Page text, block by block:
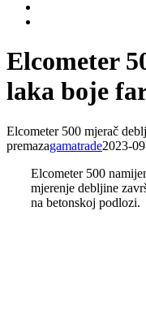
Elcometer
laka boje
Elcometer 500 mjerač
premazagamatrade2023-
Elcometer 500
mjerenje debljine
na betonskoj podlozi.